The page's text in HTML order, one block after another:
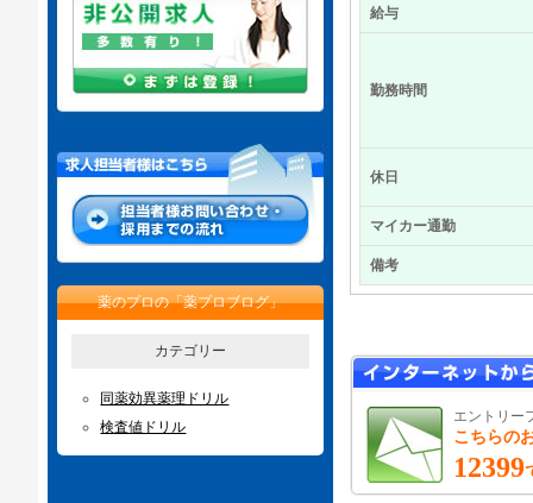
薬のプロの「薬プロブログ」
カテゴリー
同薬効異薬理ドリル
検査値ドリル
給与
勤務時間
休日
マイカー通勤
備考
エントリー
こちらの
12399